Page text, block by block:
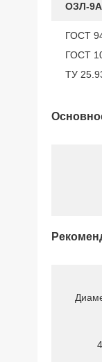
ОЗЛ-9А
ГОСТ
ГОСТ
ТУ